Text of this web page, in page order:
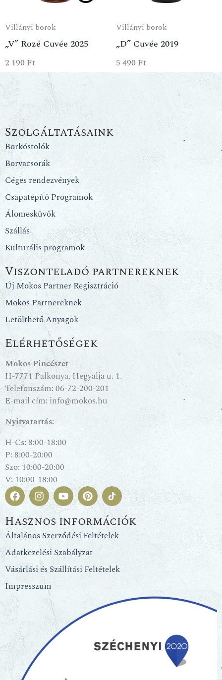
Villányi borok
„V” Rozé Cuvée 2025
2 190 Ft
Villányi borok
„D” Cuvée 2019
5 490 Ft
Szolgáltatásaink
Borkóstolók
Borvacsorák
Céges rendezvények
Csapatépítő Programok
Álomesküvők
Szállás
Kulturális programok
Viszonteladó partnereknek
Új Mokos Partner Regisztráció
Mokos Partnereknek
Letölthető Anyagok
Elérhetőségek
Mokos Pincészet
H-7771 Palkonya, Hegyalja u. 1.
Telefonszám:06-72-200-201
E-mail cím: info@mokos.hu
Nyitvatartás:
H-Cs: 8:00-18:00
P: 8:00-20:00
Szo: 10:00-20:00
V: 10:00-18:00
Hasznos információk
Általános Szerződési Feltételek
Adatkezelési Szabályzat
Vásárlási és Szállítási Feltételek
Impresszum